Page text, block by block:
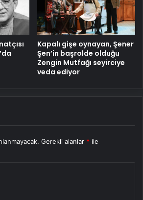
Kapalı gişe oynayan, Şener
Şen’in başrolde olduğu
Zengin Mutfağı seyirciye
veda ediyor
Gerekli alanlar * ile